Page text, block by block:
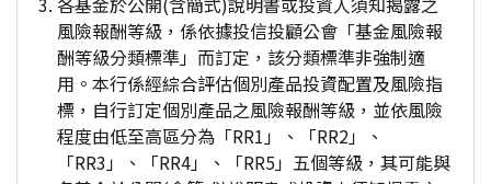
風險報酬等級，係依據投信投顧公會「基金風險報
酬等級分類標準」而訂定，該分類標準非強制適
用。本行係經綜合評估個別產品投資配置及風險指
標，自行訂定個別產品之風險報酬等級，並依風險
程度由低至高區分為「RR1」、「RR2」、
「RR3」、「RR4」、「RR5」五個等級，其可能與